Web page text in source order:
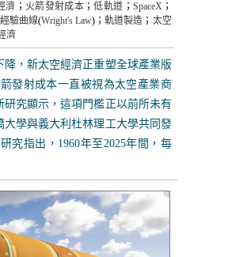
濟 ； 火箭發射成本 ；低軌道 ； SpaceX；
經驗曲線(Wright's Law)；軌道製造 ； 太空
濟
降，新太空經濟正重塑全球產業版
發射成本一直被視為太空產業商
研究顯示，這項門檻正以前所未有
大學與義大利杜林理工大學共同發
究指出，1960年至2025年間，每